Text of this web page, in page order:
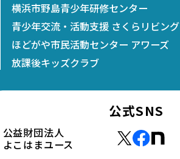
横浜市野島青少年研修センター
青少年交流・活動支援 さくらリビング
ほどがや市民活動センター アワーズ
放課後キッズクラブ
公式SNS
公益財団法人
よこはまユース